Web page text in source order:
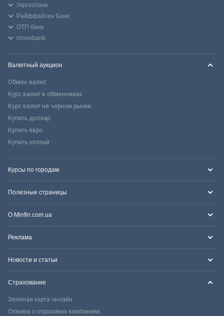
Укргазбанк
Райффайзен Банк
ОТП банк
monobank
Валютный аукцион
Обмен валют
Курс валют в обменниках
Курс валют на черном рынке
Купить доллар
Купить евро
Купить злотый
Курсы по городам
Полезные страницы
О Minfin.com.ua
Реклама
Новости и статьи
Страхование
Зеленая карта онлайн
Отзывы о страховых компаниях